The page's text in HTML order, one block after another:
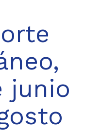
junio